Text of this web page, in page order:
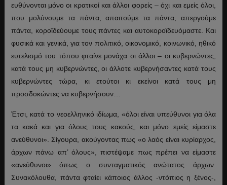
ευθύνονται μόνο οι κρατικοί και άλλοι φορείς – όχι και εμείς όλοι,
που μολύνουμε τα πάντα, απαιτούμε τα πάντα, απεργούμε
πάντα, κοροϊδεύουμε τους πάντες και αυτοκοροϊδευόμαστε. Και
φυσικά και γενικά, για τον πολιτικό, οικονομικό, κοινωνικό, ηθικό
ευτελισμό του τόπου φταίνε μονάχα οι άλλοι – οι κυβερνώντες,
κατά τους μη κυβερνώντες, οι άλλοτε κυβερνήσαντες κατά τους
κυβερνώντες τώρα, κι ετούτοι κι εκείνοι κατά τους μη
προσδοκώντες να κυβερνήσουν…
Έτσι, κατά το νεοελληνικό ιδίωμα, «όλοι είναι υπεύθυνοι για όλα
τα κακά και για όλους τους κακούς, και μόνο εμείς είμαστε
ανεύθυνοι». Σίγουρα, ακούγοντας πως «ο λαός είναι κυρίαρχος,
άρχων πάνω απ’ όλους», πιστέψαμε πως πρέπει να είμαστε
«ανεύθυνοι» όπως ο συνταγματικός ανώτατος άρχων.
Συνακόλουθα, πάντα φταίει κάποιος άλλος -ντόπιος η ξένος-,